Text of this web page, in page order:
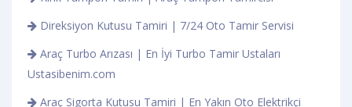
Direksiyon Kutusu Tamiri | 7/24 Oto Tamir Servisi
Araç Turbo Arızası | En İyi Turbo Tamir Ustaları
Ustasibenim.com
Araç Sigorta Kutusu Tamiri | En Yakın Oto Elektrikçi